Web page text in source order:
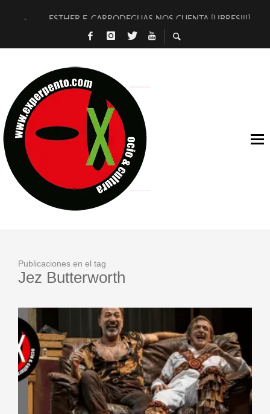
ESTHER F. CARRODEGUAS NOS CUENTA [LIBRES!!!]
[TERRA DE GUAPES] DE SANDRA MONFORT
TIMBRE 4, LA ESCUELA DEL DIRECTOR TEATRAL CLAUDIO
30 AÑOS (NO ES NADA) DE LA KATARSIS DEL TOMATAZO
MILITARES JUDÍAS EN #EXVITA
D’BALDOMEROS REINVENTAN [BITÁCORA 3.0] EN EXVITA
MARSHALL FLASH PRESENTA EN EXVITA [RELATIVA
JOFRE BARDAGÍ EN EXVITA INTERPRETANDO A SERRAT
Publicaciones en el tag
Jez Butterworth